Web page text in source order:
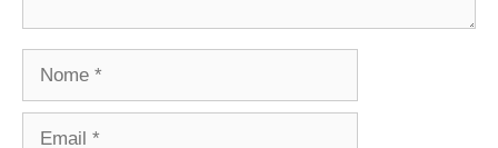
Nome
Email